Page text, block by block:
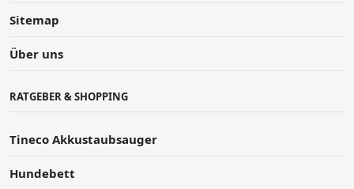
Sitemap
Über uns
RATGEBER & SHOPPING
Tineco Akkustaubsauger
Hundebett